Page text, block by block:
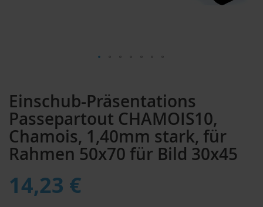
Einschub-Präsentations
Passepartout CHAMOIS10,
Chamois, 1,40mm stark, für
Rahmen 50x70 für Bild 30x45
14,23 €
der
Bildergalerie
springen